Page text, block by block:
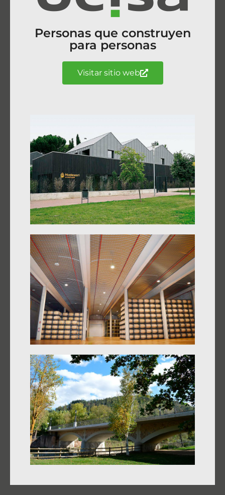
Personas que construyen
para personas
Visitar sitio web